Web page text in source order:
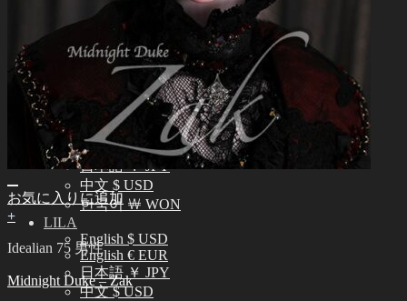
한국어 ￦ WON
IDEALIAN
English $ USD
日本語 ￥ JPY
中文 $ USD
한국어 ￦ WON
ROSETTE
English $ USD
English € EUR
日本語 ￥ JPY
中文 $ USD
한국어 ￦ WON
LILA
English $ USD
English € EUR
日本語 ￥ JPY
中文 $ USD
お気に入りに追加
+
Idealian 75 男性
Midnight Duke – Zak